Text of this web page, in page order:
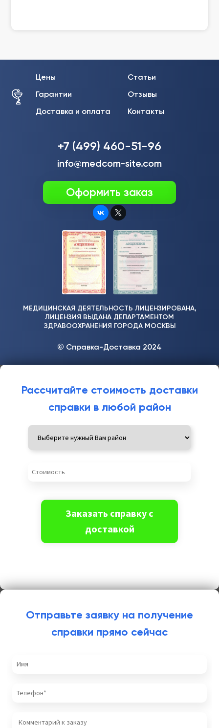
Цены
Гарантии
Доставка и оплата
Статьи
Отзывы
Контакты
МЕДИЦИНСКАЯ ДЕЯТЕЛЬНОСТЬ ЛИЦЕНЗИРОВАНА,
ЛИЦЕНЗИЯ ВЫДАНА ДЕПАРТАМЕНТОМ
ЗДРАВООХРАНЕНИЯ ГОРОДА МОСКВЫ
+7 (499) 460-51-96
info@medcom-site.com
Оформить заказ
© Справка-Доставка 2024
Рассчитайте стоимость доставки
справки в любой район
Отправьте заявку на получение
справки прямо сейчас